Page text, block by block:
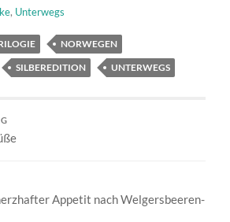
, Unterwegs
NORWEGEN
SILBEREDITION UNTERWEGS
Appetit nach Welgersbeeren-